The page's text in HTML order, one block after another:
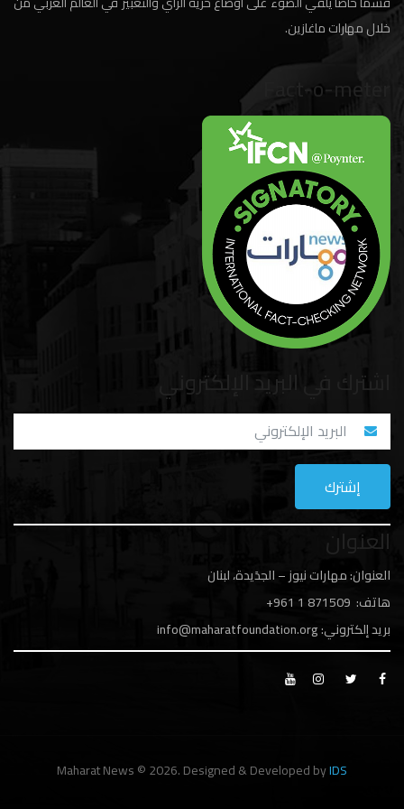
خلال مهارات ماغازين.
Fact-o-meter
اشترك في البريد الإلكتروني
العنوان
العنوان: مهارات نيوز – الجدَيدة، لبنان
هاتف: 1 871509 961+
بريد إلكتروني:info@maharatfoundation.org
Maharat News © 2026. Designed & Developed byIDS